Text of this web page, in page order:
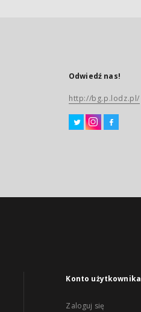
Odwiedź nas!
http://bg.p.lodz.pl/
Konto użytkownika
Zaloguj się